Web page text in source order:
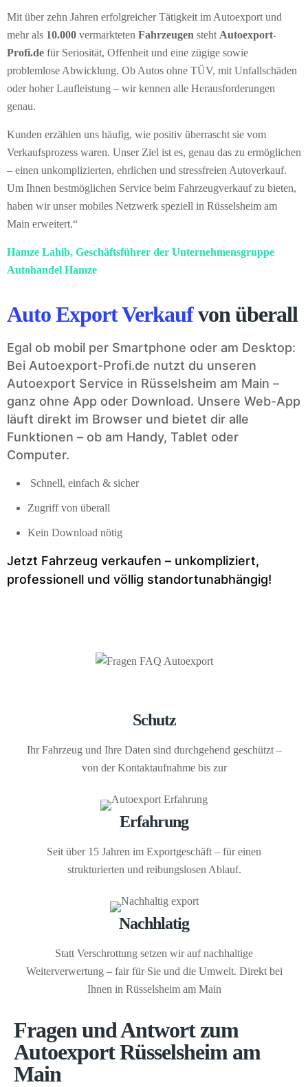
Mit über zehn Jahren erfolgreicher Tätigkeit im Autoexport und
mehr als 10.000 vermarkteten Fahrzeugen steht Autoexport-
Profi.de für Seriosität, Offenheit und eine zügige sowie
problemlose Abwicklung. Ob Autos ohne TÜV, mit Unfallschäden
oder hoher Laufleistung – wir kennen alle Herausforderungen
genau.
Kunden erzählen uns häufig, wie positiv überrascht sie vom
Verkaufsprozess waren. Unser Ziel ist es, genau das zu ermöglichen
– einen unkomplizierten, ehrlichen und stressfreien Autoverkauf.
Um Ihnen bestmöglichen Service beim Fahrzeugverkauf zu bieten,
haben wir unser mobiles Netzwerk speziell in Rüsselsheim am
Main erweitert.“
Hamze Lahib, Geschäftsführer der Unternehmensgruppe
Autohandel Hamze
Auto Export Verkaufvon überall
Egal ob mobil per Smartphone oder am Desktop:
Bei Autoexport-Profi.de nutzt du unseren
Autoexport Service in Rüsselsheim am Main –
ganz ohne App oder Download. Unsere Web-App
läuft direkt im Browser und bietet dir alle
Funktionen – ob am Handy, Tablet oder
Computer.
Schnell, einfach & sicher
Zugriff von überall
Kein Download nötig
Jetzt Fahrzeug verkaufen – unkompliziert,
professionell und völlig standortunabhängig!
Fragen und Antwort zum
Autoexport Rüsselsheim am
Main
Schutz
Ihr Fahrzeug und Ihre Daten sind durchgehend geschützt –
von der Kontaktaufnahme bis zur
Erfahrung
Seit über 15 Jahren im Exportgeschäft – für einen
strukturierten und reibungslosen Ablauf.
Nachhlatig
Statt Verschrottung setzen wir auf nachhaltige
Weiterverwertung – fair für Sie und die Umwelt. Direkt bei
Ihnen in Rüsselsheim am Main